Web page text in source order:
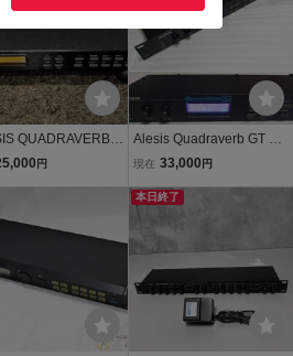
QUADRAVERB
エフェクター 送料
円
Alesis Quadraverb GT AC
アダプター付 液晶・バッ
現在 33,000 円
本日終了